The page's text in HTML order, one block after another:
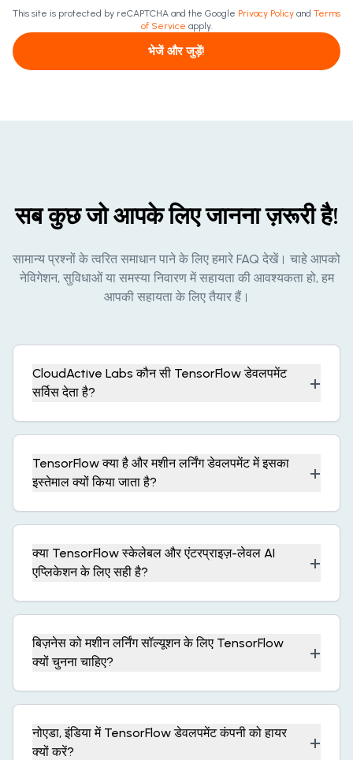
This site is protected by reCAPTCHA and the Google Privacy Policy and Terms
of Service apply.
भेजें और जुड़ें!
सब कुछ जो आपके लिए जानना ज़रूरी है!
सामान्य प्रश्नों के त्वरित समाधान पाने के लिए हमारे FAQ देखें। चाहे आपको
नेविगेशन, सुविधाओं या समस्या निवारण में सहायता की आवश्यकता हो, हम
आपकी सहायता के लिए तैयार हैं।
CloudActive Labs कौन सी TensorFlow डेवलपमेंट
सर्विस देता है?
+
TensorFlow क्या है और मशीन लर्निंग डेवलपमेंट में इसका
इस्तेमाल क्यों किया जाता है?
+
क्या TensorFlow स्केलेबल और एंटरप्राइज़-लेवल AI
एप्लिकेशन के लिए सही है?
+
बिज़नेस को मशीन लर्निंग सॉल्यूशन के लिए TensorFlow
क्यों चुनना चाहिए?
+
नोएडा, इंडिया में TensorFlow डेवलपमेंट कंपनी को हायर
क्यों करें?
+